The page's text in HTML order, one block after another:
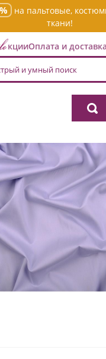
на пальтовые,
ткани!
АкцииОплата и доставка